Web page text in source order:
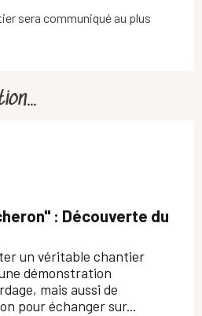
sera communiqué au plus
: Découverte du
un véritable chantier
démonstration
mais aussi de
pour échanger sur...